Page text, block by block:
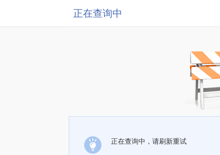
正在查询中
正在查询中，请刷新重试